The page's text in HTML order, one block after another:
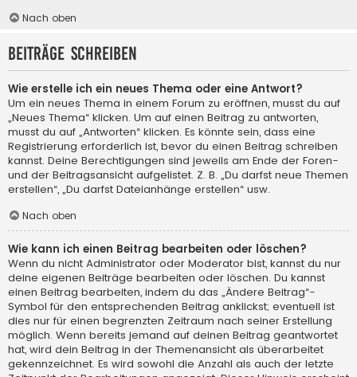
Nach oben
Beiträge schreiben
Wie erstelle ich ein neues Thema oder eine Antwort?
Um ein neues Thema in einem Forum zu eröffnen, musst du auf
„Neues Thema“ klicken. Um auf einen Beitrag zu antworten,
musst du auf „Antworten“ klicken. Es könnte sein, dass eine
Registrierung erforderlich ist, bevor du einen Beitrag schreiben
kannst. Deine Berechtigungen sind jeweils am Ende der Foren-
und der Beitragsansicht aufgelistet. Z. B. „Du darfst neue Themen
erstellen“, „Du darfst Dateianhänge erstellen“ usw.
Nach oben
Wie kann ich einen Beitrag bearbeiten oder löschen?
Wenn du nicht Administrator oder Moderator bist, kannst du nur
deine eigenen Beiträge bearbeiten oder löschen. Du kannst
einen Beitrag bearbeiten, indem du das „Ändere Beitrag“-
Symbol für den entsprechenden Beitrag anklickst; eventuell ist
dies nur für einen begrenzten Zeitraum nach seiner Erstellung
möglich. Wenn bereits jemand auf deinen Beitrag geantwortet
hat, wird dein Beitrag in der Themenansicht als überarbeitet
gekennzeichnet. Es wird sowohl die Anzahl als auch der letzte